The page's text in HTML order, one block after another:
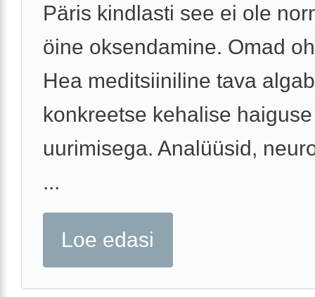
Päris kindlasti see ei ole
öine oksendamine. Omad
Hea meditsiiniline tava algab
konkreetse kehalise haiguse
uurimisega. Analüüsid,
...
Loe edasi